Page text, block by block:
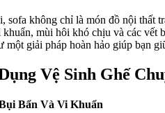
sofa không chỉ là món đồ nội thất
mùi hôi khó chịu và các
một giải pháp hoàn hảo giúp bạn
Vệ Sinh Ghế
Bẩn Và Vi Khuẩn